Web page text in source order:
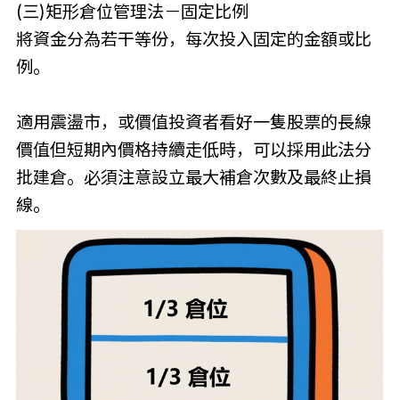
(三)矩形倉位管理法－固定比例
將資金分為若干等份，每次投入固定的金額或比
例。
適用震盪市，或價值投資者看好一隻股票的長線
價值但短期內價格持續走低時，可以採用此法分
批建倉。必須注意設立最大補倉次數及最終止損
線。